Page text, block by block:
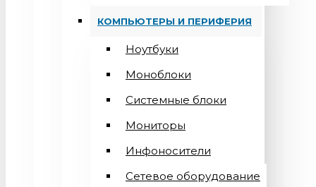
КОМПЬЮТЕРЫ И ПЕРИФЕРИЯ
Ноутбуки
Моноблоки
Системные блоки
Мониторы
Инфоносители
Сетевое оборудование